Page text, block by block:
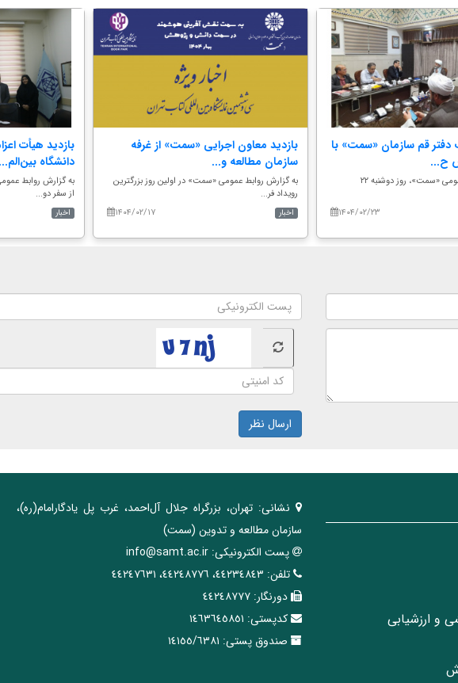
بازدید هیأت
دانشگاه بین‌الم...
به گزارش روابط
از سفر دو...
اخبار
بازدید معاون اجرایی «سمت» از غرفه
سازمان مطالعه و...
به گزارش روابط عمومی «سمت» در اولین روز بزرگترین
رویداد فر...
۱۴۰۴/۰۲/۱۷
اخبار
دفتر قم سازمان «سمت» با
ح...
به گزارش روابط عمومی «سمت»، روز دوشنبه ۲۲
۱۴۰۴/۰۲/۲۳
ارسال نظر
و ارزشیابی
نشانی: تهران، ‌بزرگراه ‌جلال آل‌احمد، غرب پل يادگار‌امام(ره)‌،
سازمان مطالعه و تدوین‌ (سمت)
پست الکترونیکی: info@samt.ac.ir
تلفن: ٤٤٢٣٤٨٤٣، ٤٤٢٤٨٧٧٦، ٤٤٢٤٧٦٣١
دورنگار: ٤٤٢٤٨٧٧٧
کدپستی: ١٤٦٣٦٤٥٨٥١
صندوق پستی: ١٤١٥٥/٦٣٨١